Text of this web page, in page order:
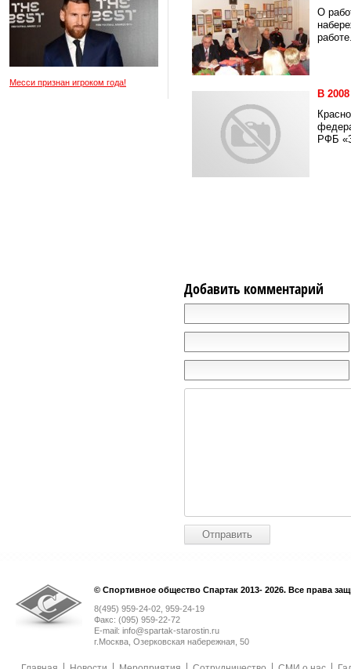
Месси признан игроком года!
О
В
РФБ
Добавить комментарий
© Спортивное общество Спартак 2013- 2026. Все права
8(495) 959-24-02, 959-24-19
Факс: (095) 959-22-72
E-mail: info@spartak-starostin.ru
г.Москва, Озерковская набережная, 50